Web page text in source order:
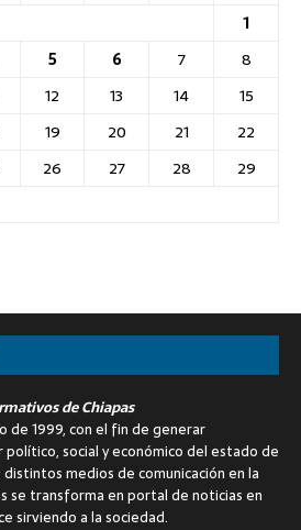
1
5 6 7
8
12 13 14
15
19 20 21
22
26 27 28
29
de Chiapas
de 1999, con el fin de generar
social y económico del estado de
medios de comunicación en la
se transforma en portal de noticias en
sirviendo a la sociedad.